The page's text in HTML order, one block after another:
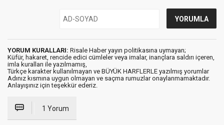
YORUM KURALLARI: Risale Haber yayın politikasına uymayan;
Küfür, hakaret, rencide edici cümleler veya imalar, inançlara saldırı içeren,
imla kuralları ile yazılmamış,
Türkçe karakter kullanılmayan ve BÜYÜK HARFLERLE yazılmış yorumlar
Adınız kısmına uygun olmayan ve saçma rumuzlar onaylanmamaktadır.
Anlayışınız için teşekkür ederiz.
1 Yorum